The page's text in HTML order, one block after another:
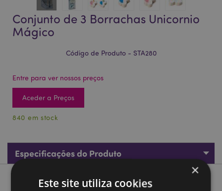
Conjunto de 3 Borrachas Unicornio
Mágico
Código de Produto - STA280
Entre para ver nossos preços
Aceder a Preços
840 em stock
Especificações do Produto
Descrição do Produto
×
Este site utiliza cookies